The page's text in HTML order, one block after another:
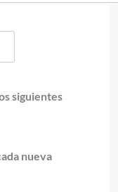
siguientes
nueva